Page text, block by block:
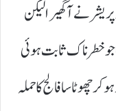
نے آگھیرا لیکن
جو خطرناک ثابت ہوئی
چھوٹا سا فالج کا حملہ